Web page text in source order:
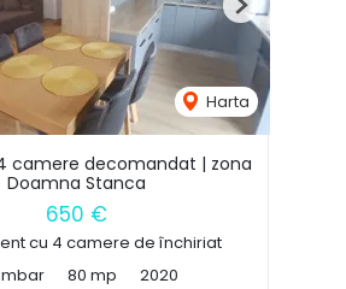
Harta
Next
camere decomandat | zona
Doamna Stanca
650 €
cu 4 camere de închiriat
80 mp 2020